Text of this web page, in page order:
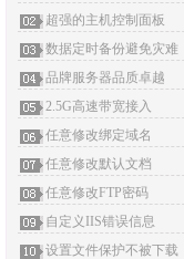
超强的主机控制面板
数据定时备份避免灾难
品牌服务器品质卓越
2.5G高速带宽接入
任意修改绑定域名
任意修改默认文档
任意修改FTP密码
自定义IIS错误信息
设置文件保护不被下载